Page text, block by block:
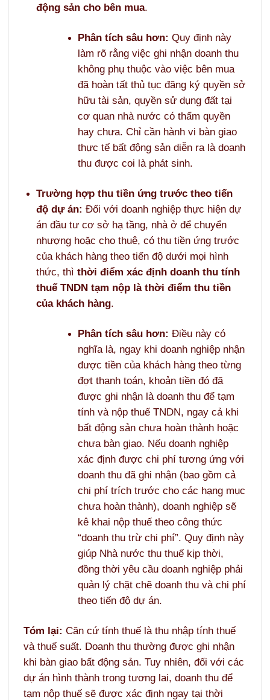
động sản cho bên mua.
Phân tích sâu hơn: Quy định này
làm rõ rằng việc ghi nhận doanh thu
không phụ thuộc vào việc bên mua
đã hoàn tất thủ tục đăng ký quyền sở
hữu tài sản, quyền sử dụng đất tại
cơ quan nhà nước có thẩm quyền
hay chưa. Chỉ cần hành vi bàn giao
thực tế bất động sản diễn ra là doanh
thu được coi là phát sinh.
Trường hợp thu tiền ứng trước theo tiến
độ dự án: Đối với doanh nghiệp thực hiện dự
án đầu tư cơ sở hạ tầng, nhà ở để chuyển
nhượng hoặc cho thuê, có thu tiền ứng trước
của khách hàng theo tiến độ dưới mọi hình
thức, thì thời điểm xác định doanh thu tính
thuế TNDN tạm nộp là thời điểm thu tiền
của khách hàng.
Phân tích sâu hơn: Điều này có
nghĩa là, ngay khi doanh nghiệp nhận
được tiền của khách hàng theo từng
đợt thanh toán, khoản tiền đó đã
được ghi nhận là doanh thu để tạm
tính và nộp thuế TNDN, ngay cả khi
bất động sản chưa hoàn thành hoặc
chưa bàn giao. Nếu doanh nghiệp
xác định được chi phí tương ứng với
doanh thu đã ghi nhận (bao gồm cả
chi phí trích trước cho các hạng mục
chưa hoàn thành), doanh nghiệp sẽ
kê khai nộp thuế theo công thức
“doanh thu trừ chi phí”. Quy định này
giúp Nhà nước thu thuế kịp thời,
đồng thời yêu cầu doanh nghiệp phải
quản lý chặt chẽ doanh thu và chi phí
theo tiến độ dự án.
Tóm lại: Căn cứ tính thuế là thu nhập tính thuế
và thuế suất. Doanh thu thường được ghi nhận
khi bàn giao bất động sản. Tuy nhiên, đối với các
dự án hình thành trong tương lai, doanh thu để
tạm nộp thuế sẽ được xác định ngay tại thời